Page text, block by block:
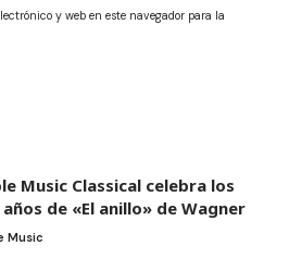
y web en este navegador para la
Music Classical celebra los
años de «El anillo» de Wagner
Music